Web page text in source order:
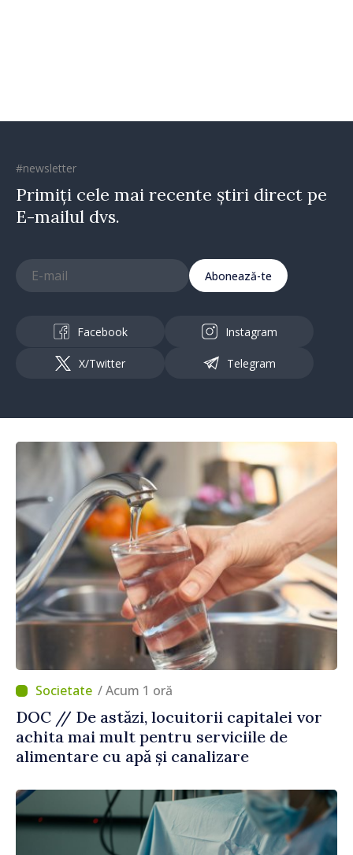
#newsletter
Primiți cele mai recente știri direct pe
E-mailul dvs.
Abonează-te
Facebook Instagram
X/Twitter Telegram
/ Acum 1 oră
DOC // De astăzi, locuitorii capitalei vor
achita mai mult pentru serviciile de
alimentare cu apă și canalizare